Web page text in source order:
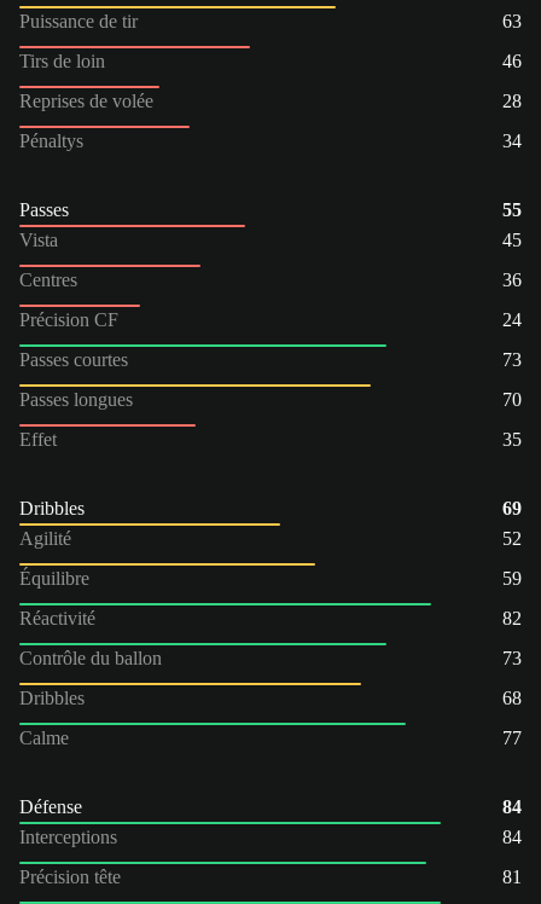
Puissance de tir
63
Tirs de loin
46
Reprises de volée
28
Pénaltys
34
Passes
55
Vista
45
Centres
36
Précision CF
24
Passes courtes
73
Passes longues
70
Effet
35
Dribbles
69
Agilité
52
Équilibre
59
Réactivité
82
Contrôle du ballon
73
Dribbles
68
Calme
77
Défense
84
Interceptions
84
Précision tête
81